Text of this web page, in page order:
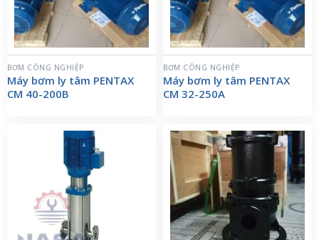
BƠM CÔNG NGHIỆP
Máy bơm ly tâm PENTAX
CM 40-200B
BƠM CÔNG NGHIỆP
Máy bơm ly tâm PENTAX
CM 32-250A